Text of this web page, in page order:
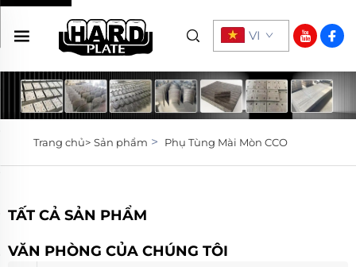
VI
Trang chủ> Sản phẩm > Phụ Tùng Mài Mòn CCO
TẤT CẢ SẢN PHẨM
VĂN PHÒNG CỦA CHÚNG TÔI